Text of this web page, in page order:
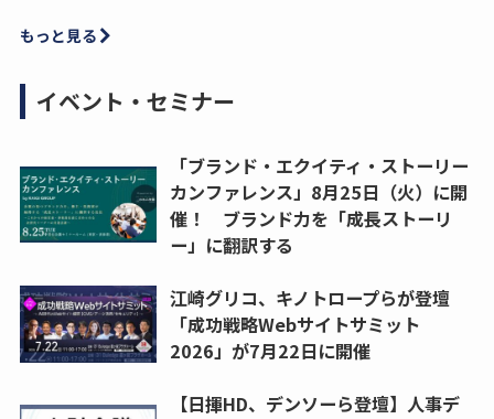
もっと見る
イベント・セミナー
「ブランド・エクイティ・ストーリー
カンファレンス」8月25日（火）に開
催！ ブランド力を「成長ストーリ
ー」に翻訳する
江崎グリコ、キノトロープらが登壇
「成功戦略Webサイトサミット
2026」が7月22日に開催
【日揮HD、デンソーら登壇】人事デ